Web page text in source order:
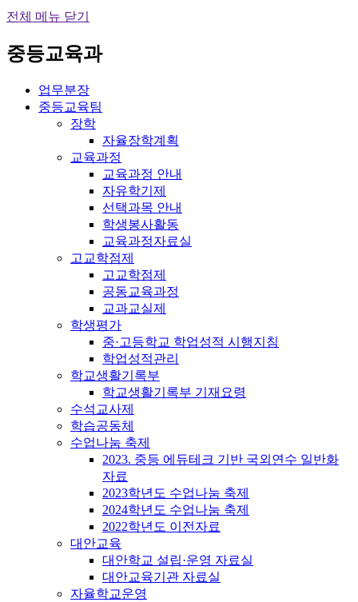
전체 메뉴 닫기
중등교육과
업무분장
중등교육팀
장학
자율장학계획
교육과정
교육과정 안내
자유학기제
선택과목 안내
학생봉사활동
교육과정자료실
고교학점제
고교학점제
공동교육과정
교과교실제
학생평가
중·고등학교 학업성적 시행지침
학업성적관리
학교생활기록부
학교생활기록부 기재요령
수석교사제
학습공동체
수업나눔 축제
2023. 중등 에듀테크 기반 국외연수 일반화
자료
2023학년도 수업나눔 축제
2024학년도 수업나눔 축제
2022학년도 이전자료
대안교육
대안학교 설립·운영 자료실
대안교육기관 자료실
자율학교운영